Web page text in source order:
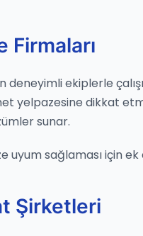
Firmaları
ekiplerle
yelpazesine dikkat
sunar.
uyum sağlaması için
Şirketleri